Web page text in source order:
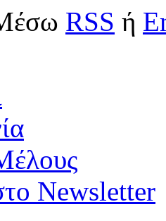
RSS ή
Newsletter